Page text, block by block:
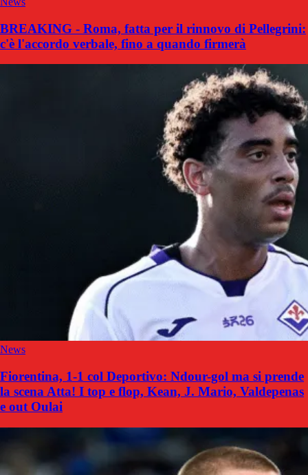
BREAKING - Roma, fatta per il rinnovo di Pellegrini:
c'è l'accordo verbale, fino a quando firmerà
News
Fiorentina, 1-1 col Deportivo: Ndour-gol ma si prende
la scena Atta! I top e flop, Kean, J. Mario, Valdepenas
e out Oulai